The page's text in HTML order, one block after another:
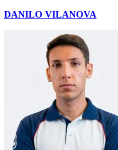
DANILO VILANOVA